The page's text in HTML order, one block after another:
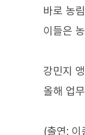
바로 농
이들은
강민지
올해 업
(출연: